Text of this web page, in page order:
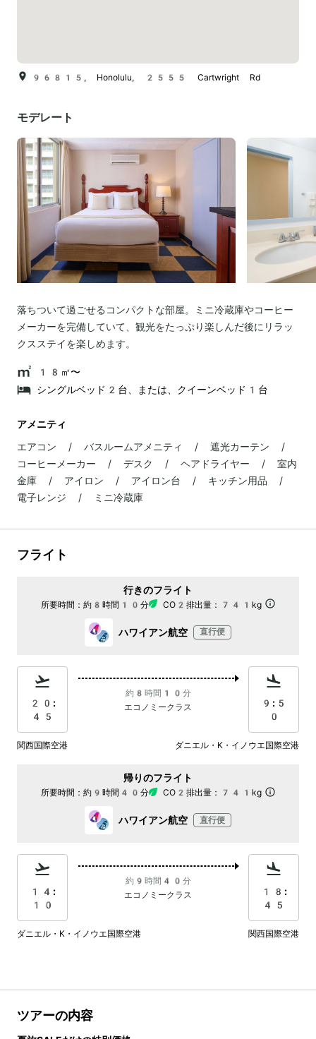
96815, Honolulu, 2555 Cartwright Rd
モデレート
落ちついて過ごせるコンパクトな部屋。ミニ冷蔵庫やコーヒー
メーカーを完備していて、観光をたっぷり楽しんだ後にリラッ
クスステイを楽しめます。
18㎡〜
シングルベッド2台、または、クイーンベッド1台
アメニティ
エアコン / バスルームアメニティ / 遮光カーテン /
コーヒーメーカー / デスク / ヘアドライヤー / 室内
金庫 / アイロン / アイロン台 / キッチン用品 /
電子レンジ / ミニ冷蔵庫
フライト
行きのフライト
所要時間： 約8時間10分 CO2排出量： 741kg
ハワイアン航空 直行便
20:
45
約8時間10分
エコノミークラス
9:5
0
関西国際空港 ダニエル・K・イノウエ国際空港
帰りのフライト
所要時間： 約9時間40分 CO2排出量： 741kg
ハワイアン航空 直行便
14:
10
約9時間40分
エコノミークラス
18:
45
ダニエル・K・イノウエ国際空港 関西国際空港
ツアーの内容